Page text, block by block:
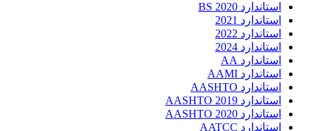
استاندارد 2020 BS
استاندارد 2021
استاندارد 2022
استاندارد 2024
استاندارد AA
استاندارد AAMI
استاندارد AASHTO
استاندارد AASHTO 2019
استاندارد AASHTO 2020
استاندارد AATCC